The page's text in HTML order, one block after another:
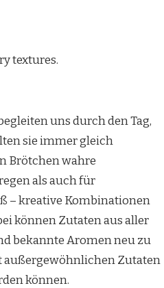
uns durch den Tag,
sie immer gleich
Brötchen wahre
als auch für
– kreative Kombinationen
können Zutaten aus aller
bekannte Aromen neu zu
außergewöhnlichen Zutaten
können.